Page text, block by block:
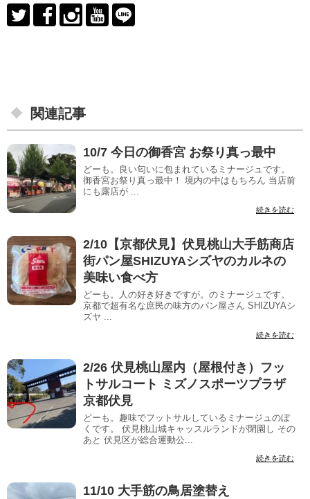
関連記事
10/7 今日の御香宮 お祭り真っ最中
どーも。良い匂いに包まれているミナージュです。
御香宮お祭り真っ最中！ 境内の中はもちろん 当店前
にも露店が ...
続きを読む
2/10【京都伏見】伏見桃山大手筋商店
街パン屋SHIZUYAシズヤのカルネの
美味い食べ方
どーも。人の好き好きですが。のミナージュです。
京都で超有名な庶民の味方のパン屋さん SHIZUYAシ
ズヤ ...
続きを読む
2/26 伏見桃山屋内（屋根付き）フッ
トサルコート ミズノスポーツプラザ
京都伏見
どーも。趣味でフットサルしているミナージュのぼ
くです。 伏見桃山城キャッスルランドが閉園し その
あと 伏見区が総合運動公...
続きを読む
11/10 大手筋の鳥居塗替え